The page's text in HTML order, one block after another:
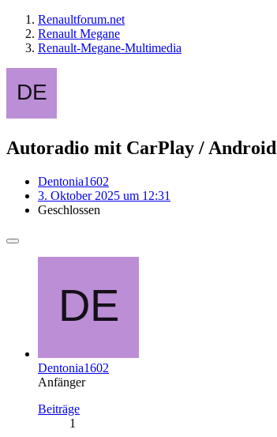
Renaultforum.net
Renault Megane
Renault-Megane-Multimedia
Autoradio mit CarPlay /
Dentonia1602
3. Oktober 2025 um 12:31
Geschlossen
Dentonia1602
Anfänger
Beiträge
1